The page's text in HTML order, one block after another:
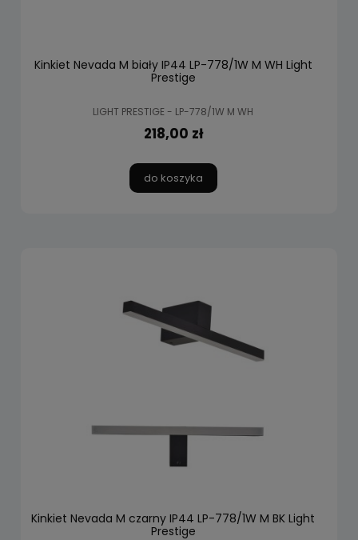
Kinkiet Nevada M biały IP44 LP-778/1W M WH Light
Prestige
LIGHT PRESTIGE - LP-778/1W M WH
218,00 zł
do koszyka
Kinkiet Nevada M czarny IP44 LP-778/1W M BK Light
Prestige